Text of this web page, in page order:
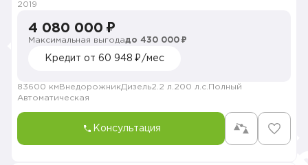
2019
4 080 000 ₽
Максимальная выгодадо 430 000 ₽
Кредит от 60 948 ₽/мес
83600 км ВнедорожникДизель2.2 л. 200 л.с. Полный
Автоматическая
Консультация